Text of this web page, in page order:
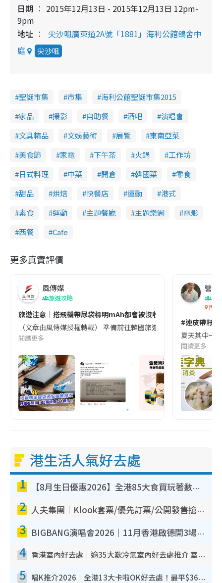
日期
2015年12月13日 - 2015年12月13日 12pm-
9pm
地址
尖沙咀廣東道2A號「1881」海利公館鴿舍中
庭
尖沙咀
聖誕市集 市集
海利公館聖誕市集2015
家品
攝影 自助餐 酒吧
演唱會
文具精品
文娛藝術 展覽
東南亞菜
美食節
家電 下午茶 火鍋
工作坊
日式料理
中菜 開倉 韓國菜
零食
甜品
烘焙 快餐店 運動
港式
素食
運動 主題餐廳 主題樂園
電影
西餐
Cafe
更多真實評價
風傳媒
旅遊攻略
旅遊注意｜搭飛機帶尿袋標明mAh都會被沒收😱出發前切記檢查
（文章由風傳媒授權轉載） 準備前往韓國旅遊的民眾，近期要
閱讀更多
營養
香港
#連皮帶籽
夏天其中一
閱讀更多
港生活人氣好去處
1 【8月生日優惠2026】全港85大食買玩著數攻略 自助餐/火鍋放題同行免費＋誠品/DONKI送現金券
2 人夫集團｜Klook套票/優先訂票/公開發售搶飛攻略！附票價.購票連結.場地座位表
3 BIGBANG演唱會2026｜11月香港啟德開3場！實名制VIP申請、優先購票攻略
4 香港室內好去處｜逾35大歎冷氣室內好去處推介 室內活動免費避雨無懼落雨
5 唱K推介2026︱全港13大卡啦OK好去處！最平$36起 日文K都有！(附地址+收費詳情)